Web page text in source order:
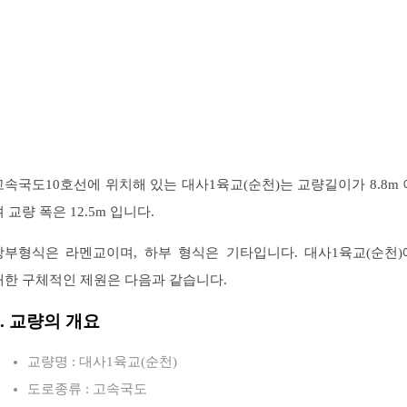
속국도10호선에 위치해 있는 대사1육교(순천)는 교량길이가 8.8m
교량 폭은 12.5m 입니다.
부형식은 라멘교이며, 하부 형식은 기타입니다. 대사1육교(순천)
한 구체적인 제원은 다음과 같습니다.
교량의 개요
교량명 : 대사1육교(순천)
도로종류 : 고속국도